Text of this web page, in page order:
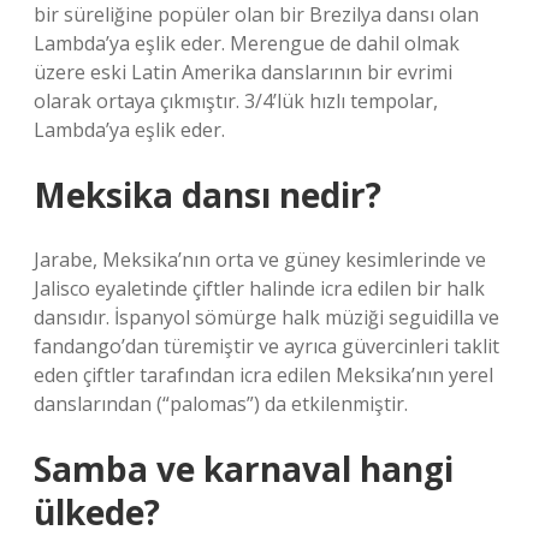
bir süreliğine popüler olan bir Brezilya dansı olan
Lambda’ya eşlik eder. Merengue de dahil olmak
üzere eski Latin Amerika danslarının bir evrimi
olarak ortaya çıkmıştır. 3/4’lük hızlı tempolar,
Lambda’ya eşlik eder.
Meksika dansı nedir?
Jarabe, Meksika’nın orta ve güney kesimlerinde ve
Jalisco eyaletinde çiftler halinde icra edilen bir halk
dansıdır. İspanyol sömürge halk müziği seguidilla ve
fandango’dan türemiştir ve ayrıca güvercinleri taklit
eden çiftler tarafından icra edilen Meksika’nın yerel
danslarından (“palomas”) da etkilenmiştir.
Samba ve karnaval hangi
ülkede?